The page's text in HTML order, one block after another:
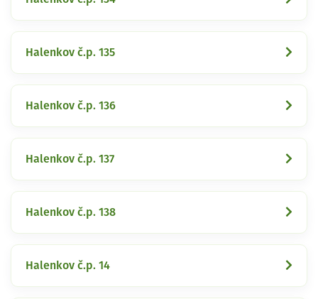
Halenkov č.p. 135
Halenkov č.p. 136
Halenkov č.p. 137
Halenkov č.p. 138
Halenkov č.p. 14